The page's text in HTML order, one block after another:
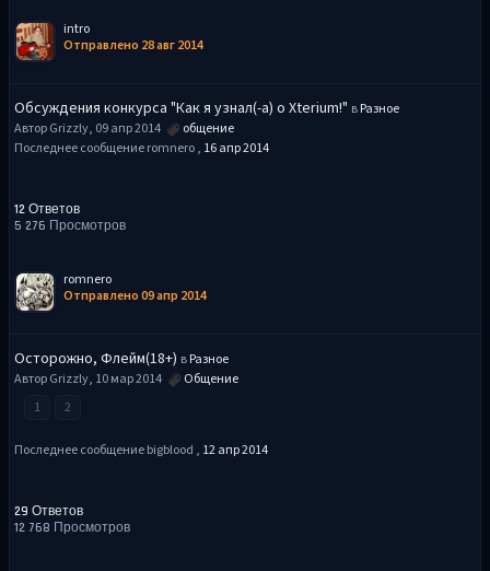
intro
Отправлено 28 авг 2014
Обсуждения конкурса "Как я узнал(-а) о Xterium!" вРазное
Автор Grizzly, 09 апр 2014
общение
Последнее сообщение romnero , 16 апр 2014
12 Ответов
5 276 Просмотров
romnero
Отправлено 09 апр 2014
Осторожно, Флейм(18+) вРазное
Автор Grizzly, 10 мар 2014
Общение
1
2
Последнее сообщение bigblood , 12 апр 2014
29 Ответов
12 768 Просмотров